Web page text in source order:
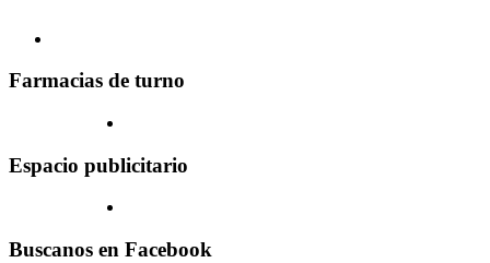
Farmacias de turno
Espacio publicitario
Buscanos en Facebook